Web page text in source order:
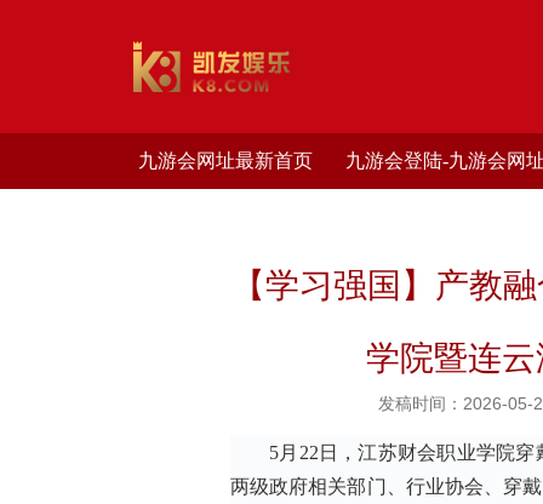
九游会网址最新首页 九游会登陆-九游会网
【学习强国】产教
学院暨连
发稿时间：2026-05-
5月22日，江苏财会职业学院
两级政府相关部门、行业协会、穿